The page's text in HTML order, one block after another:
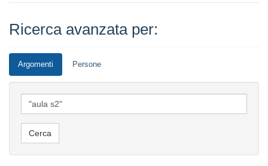
Ricerca avanzata per:
Argomenti Persone